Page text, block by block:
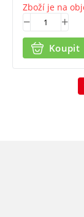
Zboží je na
Koupit